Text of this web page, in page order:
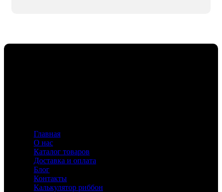
Главная
О нас
Каталог товаров
Доставка и оплата
Блог
Контакты
Калькулятор риббон